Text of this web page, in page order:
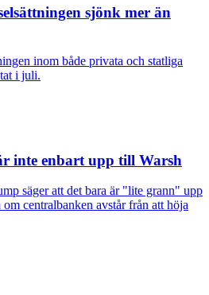
sjönk mer än
inom både privata och statliga
i juli.
inte enbart upp till Warsh
säger att det bara är "lite grann" upp
centralbanken avstår från att höja